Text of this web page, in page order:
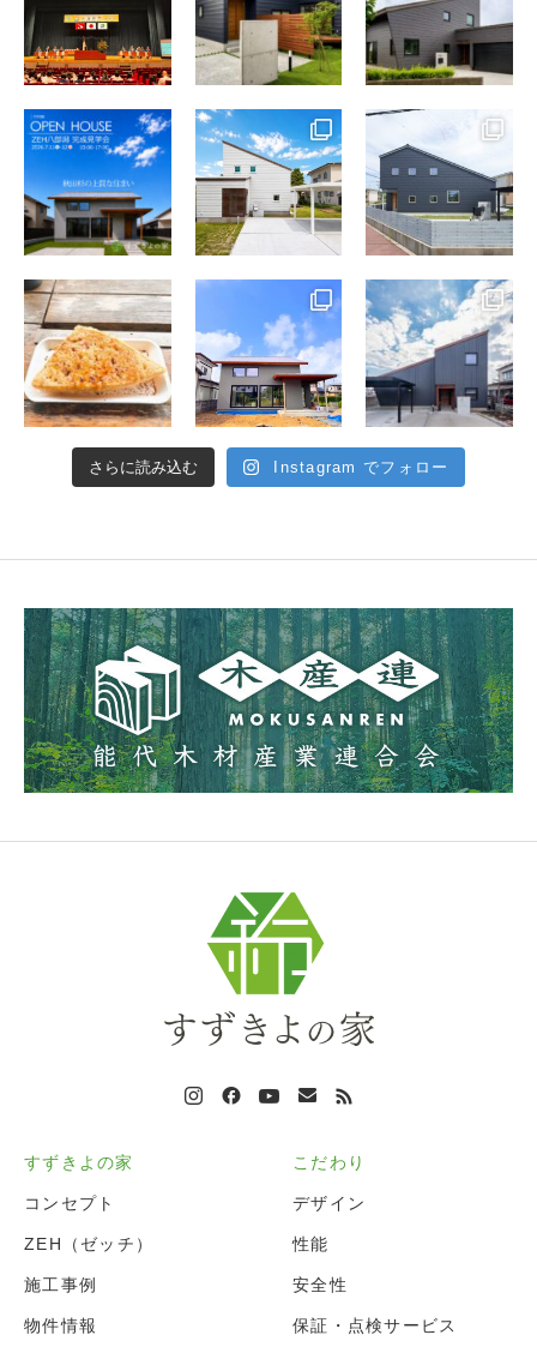
さらに読み込む Instagram でフォロー
すずきよの家
コンセプト
ZEH（ゼッチ）
施工事例
物件情報
こだわり
デザイン
性能
安全性
保証・点検サービス